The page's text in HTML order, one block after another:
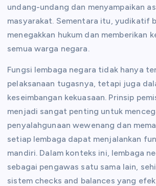
undang-undang dan menyampaikan
masyarakat. Sementara itu, yudikatif
menegakkan hukum dan memberikan
semua warga negara.
Fungsi lembaga negara tidak hanya
pelaksanaan tugasnya, tetapi juga
keseimbangan kekuasaan. Prinsip
menjadi sangat penting untuk
penyalahgunaan wewenang dan
setiap lembaga dapat menjalankan
mandiri. Dalam konteks ini, lembaga
sebagai pengawas satu sama lain,
sistem checks and balances yang